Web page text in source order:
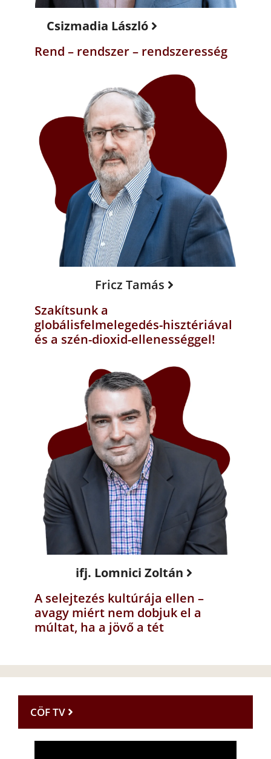
Csizmadia László
Rend – rendszer – rendszeresség
Fricz Tamás
Szakítsunk a
globálisfelmelegedés-hisztériával
és a szén-dioxid-ellenességgel!
ifj. Lomnici Zoltán
A selejtezés kultúrája ellen –
avagy miért nem dobjuk el a
múltat, ha a jövő a tét
CÖF TV